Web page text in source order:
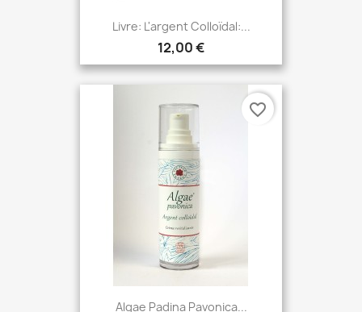
Livre: L'argent Colloïdal:...
12,00 €
Algae Padina Pavonica...
favorite_border